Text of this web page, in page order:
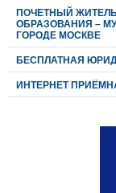
ПОЧЕТНЫЙ
ОБРАЗОВАНИЯ –
ГОРОДЕ МОСКВЕ
БЕСПЛАТНАЯ
ИНТЕРНЕТ